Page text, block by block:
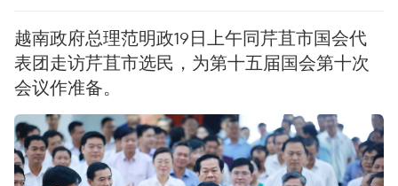
越南政府总理范明政19日上午同芹苴市国会代
表团走访芹苴市选民，为第十五届国会第十次
会议作准备。